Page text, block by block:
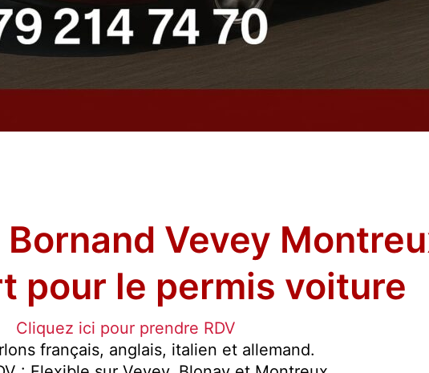
Vevey
pour le permis voiture
Cliquez ici pour prendre RDV
français, anglais, italien et allemand.